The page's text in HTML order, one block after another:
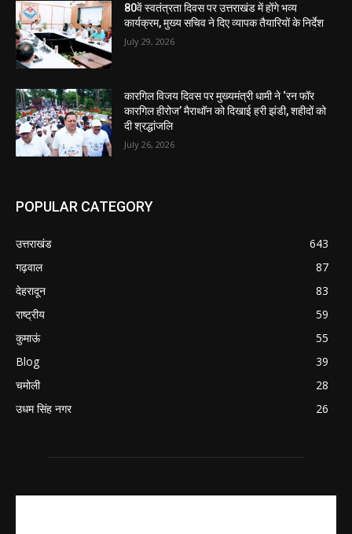
80वें स्वतंत्रता दिवस पर उत्तराखंड में होंगे भव्य
कार्यक्रम, मुख्य सचिव ने दिए व्यापक तैयारियों के निर्देश
July 29, 2026
कारगिल विजय दिवस पर मुख्यमंत्री धामी ने ‘रन फॉर
कारगिल हीरोज’ मैराथॉन को दिखाई हरी झंडी, शहीदों को
दी श्रद्धांजलि
July 26, 2026
POPULAR CATEGORY
उत्तराखंड
643
गढ़वाल
87
देहरादून
83
राष्ट्रीय
59
कुमाऊं
55
Blog
39
चमोली
28
उधम सिंह नगर
26